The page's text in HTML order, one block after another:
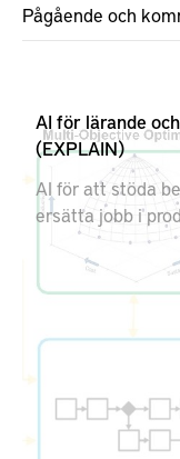
Pågående och
AI för lärande
(EXPLAIN)
AI för att stöda
ersätta jobb i